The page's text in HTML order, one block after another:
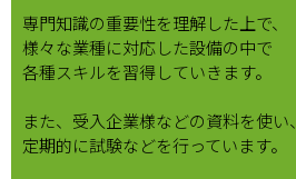
専門知識の重要性を理解した上で、
様々な業種に対応した設備の中で
各種スキルを習得していきます。
また、受入企業様などの資料を使い、
定期的に試験などを行っています。